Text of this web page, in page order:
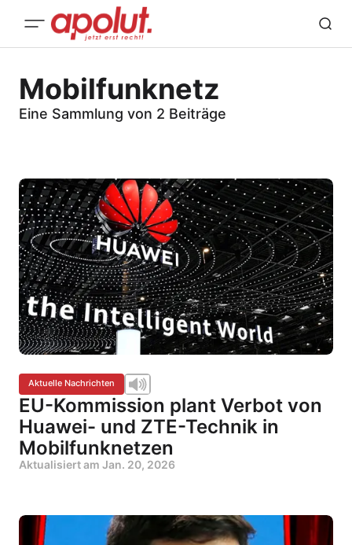
Mobilfunknetz
Eine Sammlung von 2 Beiträge
Aktuelle Nachrichten
EU-Kommission plant Verbot von
Huawei- und ZTE-Technik in
Mobilfunknetzen
Aktualisiert am Jan. 20, 2026